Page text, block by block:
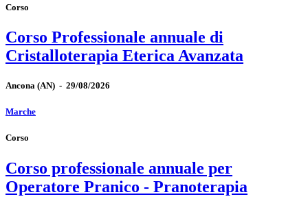
Corso
Corso Professionale annuale di
Cristalloterapia Eterica Avanzata
Ancona (AN) - 29/08/2026
Marche
Corso
Corso professionale annuale per
Operatore Pranico - Pranoterapia